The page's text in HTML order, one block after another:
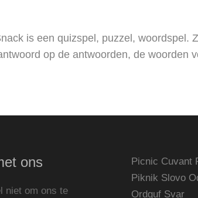
is een quizspel, puzzel, woordspel.
op de antwoorden, de woorden
ons
niet om ons te
Picnic Cuvant
Piknik Slovo
Ordguf Svar